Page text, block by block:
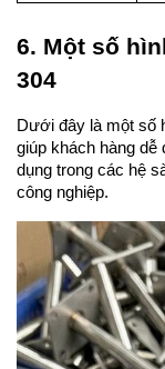
6. Một số
304
Dưới đây là một số
giúp khách hàng dễ
dụng trong các hệ
công nghiệp.